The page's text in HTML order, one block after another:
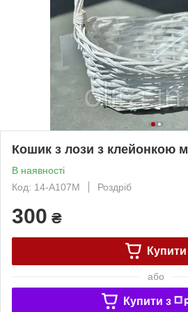
Кошик з лози з клейонкою м
В наявності
Код: 14-А107М
Роздріб
300 ₴
Купити
або
Купити з